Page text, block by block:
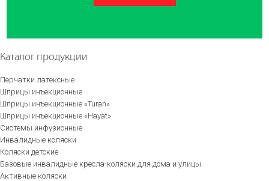
Каталог продукции
Перчатки латексные
Шприцы инъекционные
Шприцы инъекционные «Turan»
Шприцы инъекционные «Hayat»
Системы инфузионные
Инвалидные коляски
Коляски детские
Базовые инвалидные кресла-коляски для дома и улицы
Активные коляски